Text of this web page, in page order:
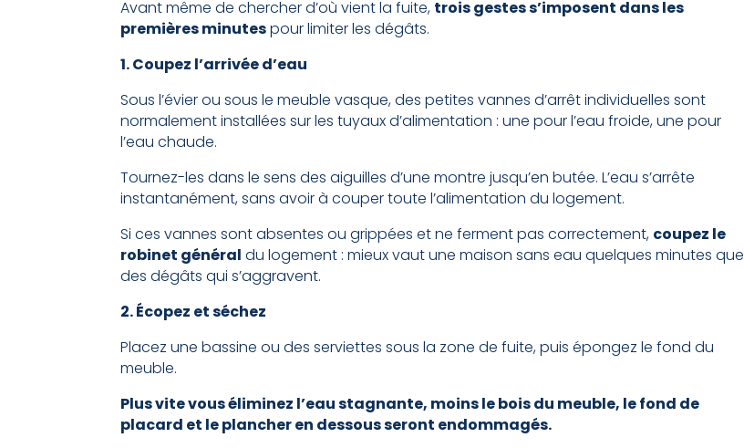
Avant même de chercher d’où vient la fuite, trois gestes s’imposent dans les
premières minutespour limiter les dégâts.
1. Coupez l’arrivée d’eau
Sous l’évier ou sous le meuble vasque, des petites vannes d’arrêt individuelles sont
normalement installées sur les tuyaux d’alimentation : une pour l’eau froide, une pour
l’eau chaude.
Tournez-les dans le sens des aiguilles d’une montre jusqu’en butée. L’eau s’arrête
instantanément, sans avoir à couper toute l’alimentation du logement.
Si ces vannes sont absentes ou grippées et ne ferment pas correctement, coupez le
robinet général du logement : mieux vaut une maison sans eau quelques minutes que
des dégâts qui s’aggravent.
2. Écopez et séchez
Placez une bassine ou des serviettes sous la zone de fuite, puis épongez le fond du
meuble.
Plus vite vous éliminez l’eau stagnante, moins le bois du meuble, le fond de
placard et le plancher en dessous seront endommagés.